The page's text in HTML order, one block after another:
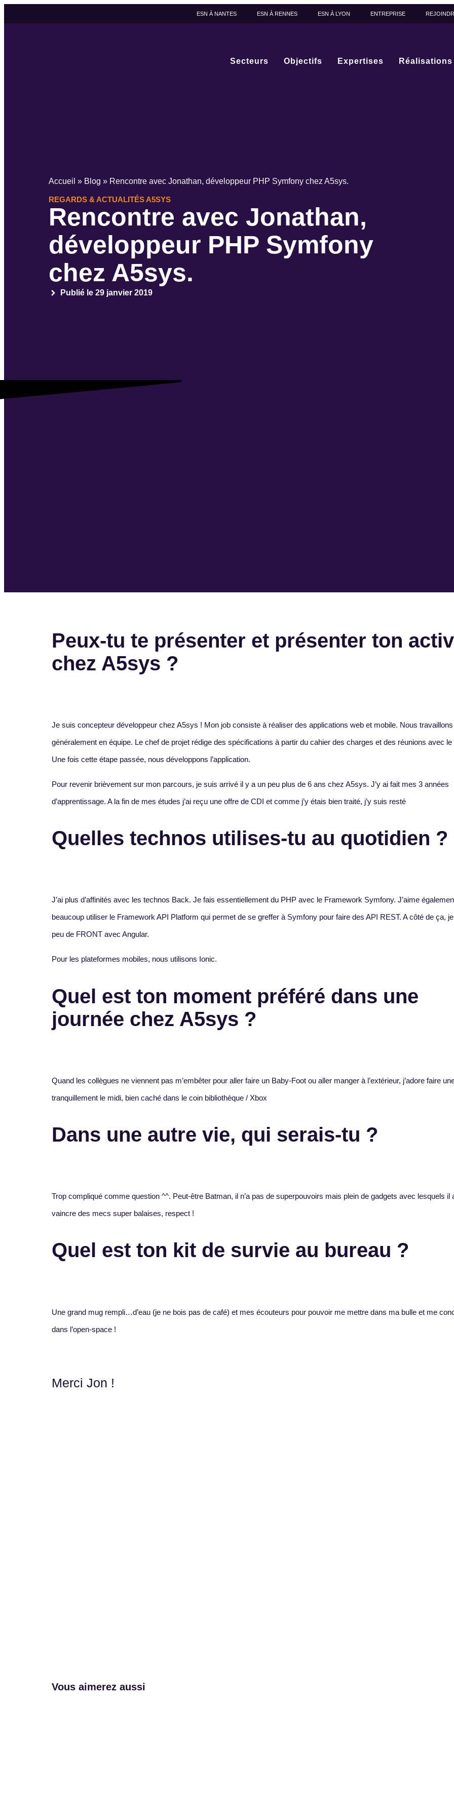
ESN À NANTES ESN À RENNES ESN À LYON ENTREPRISE
Secteurs Objectifs Expertises Réalisations
Accueil » Blog » Rencontre avec Jonathan, développeur PHP Symfony chez A5sys.
REGARDS & ACTUALITÉS A5SYS
Rencontre avec Jonathan,
développeur PHP Symfony
chez A5sys.
Publié le 29 janvier 2019
Peux-tu te présenter et présenter ton
chez A5sys ?
Je suis concepteur développeur chez A5sys ! Mon job consiste à réaliser des applications web et mobile. Nous travaillons
généralement en équipe. Le chef de projet rédige des spécifications à partir du cahier des charges et des réunions avec le
Une fois cette étape passée, nous développons l’application.
Pour revenir brièvement sur mon parcours, je suis arrivé il y a un peu plus de 6 ans chez A5sys. J’y ai fait mes 3 années
d’apprentissage. A la fin de mes études j’ai reçu une offre de CDI et comme j’y étais bien traité, j’y suis resté
Quelles technos utilises-tu au quotidien ?
J’ai plus d’affinités avec les technos Back. Je fais essentiellement du PHP avec le Framework Symfony. J’aime
beaucoup utiliser le Framework API Platform qui permet de se greffer à Symfony pour faire des API REST. A côté de ça,
peu de FRONT avec Angular.
Pour les plateformes mobiles, nous utilisons Ionic.
Quel est ton moment préféré dans une
journée chez A5sys ?
Quand les collègues ne viennent pas m’embêter pour aller faire un Baby-Foot ou aller manger à l’extérieur, j’adore faire
tranquillement le midi, bien caché dans le coin bibliothèque / Xbox
Dans une autre vie, qui serais-tu ?
Trop compliqué comme question ^^. Peut-être Batman, il n’a pas de superpouvoirs mais plein de gadgets avec lesquels il
vaincre des mecs super balaises, respect !
Quel est ton kit de survie au bureau ?
Une grand mug rempli…d’eau (je ne bois pas de café) et mes écouteurs pour pouvoir me mettre dans ma bulle et me
dans l’open-space !
Merci Jon !
Vous aimerez aussi